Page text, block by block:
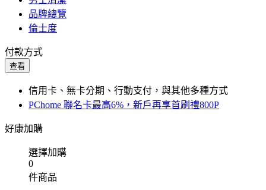
品牌總覽
倫士度
付款方式
查看
信用卡、無卡分期、行動支付，與其他多種方式
PChome 聯名卡最高6%，新戶再享首刷禮800P
好康加購
選擇加購
0
件商品